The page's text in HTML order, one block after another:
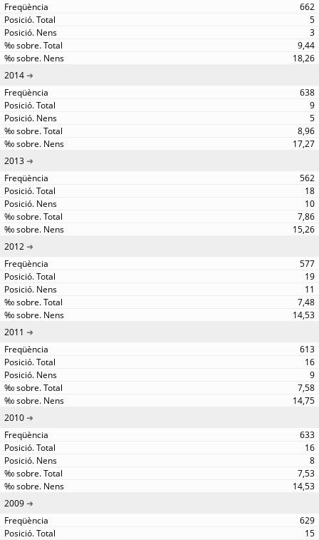
662
5
3
9,44
18,26
2014
638
9
5
8,96
17,27
2013
562
18
10
7,86
15,26
2012
577
19
11
7,48
14,53
2011
613
16
9
7,58
14,75
2010
633
16
8
7,53
14,53
2009
629
15